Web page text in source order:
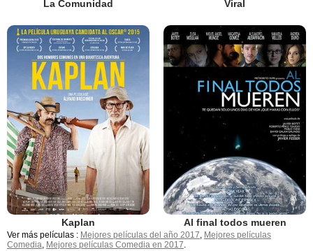
La Comunidad Viral
Kaplan Al final todos mueren
Ver más películas : Mejores películas del año 2017, Mejores películas
Comedia, Mejores películas Comedia en 2017.